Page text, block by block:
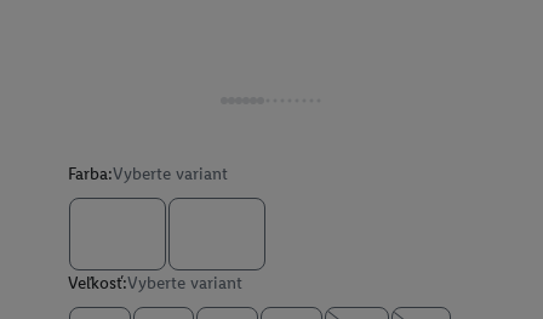
Farba:Vyberte variant
Veľkosť:Vyberte variant